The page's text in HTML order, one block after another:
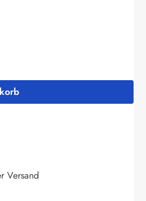
Wert ein
Versand